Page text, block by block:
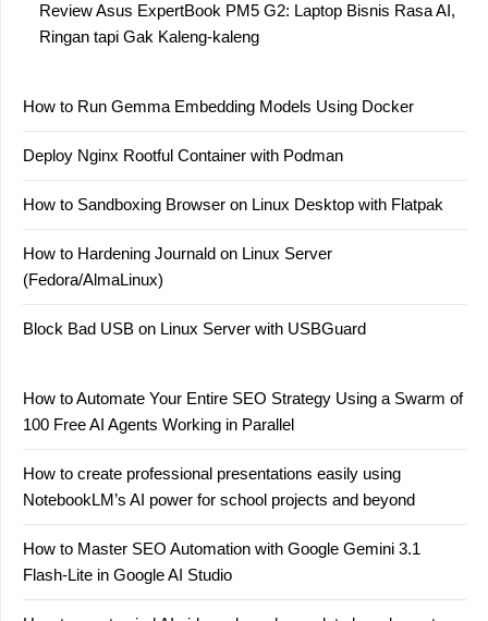
Review Asus ExpertBook PM5 G2: Laptop Bisnis Rasa AI,
Ringan tapi Gak Kaleng-kaleng
How to Run Gemma Embedding Models Using Docker
Deploy Nginx Rootful Container with Podman
How to Sandboxing Browser on Linux Desktop with Flatpak
How to Hardening Journald on Linux Server
(Fedora/AlmaLinux)
Block Bad USB on Linux Server with USBGuard
How to Automate Your Entire SEO Strategy Using a Swarm of
100 Free AI Agents Working in Parallel
How to create professional presentations easily using
NotebookLM’s AI power for school projects and beyond
How to Master SEO Automation with Google Gemini 3.1
Flash-Lite in Google AI Studio